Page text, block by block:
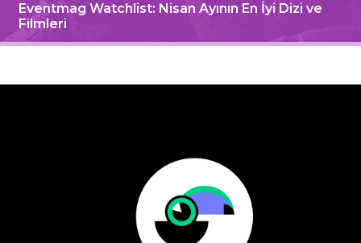
Eventmag Watchlist: Nisan Ayının En İyi Dizi ve
Filmleri